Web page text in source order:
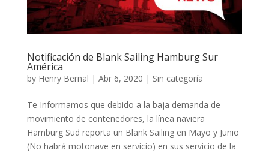
Notificación de Blank Sailing Hamburg Sur
América
by Henry Bernal | Abr 6, 2020 | Sin categoría
Te Informamos que debido a la baja demanda de
movimiento de contenedores, la línea naviera
Hamburg Sud reporta un Blank Sailing en Mayo y Junio
(No habrá motonave en servicio) en sus servicio de la